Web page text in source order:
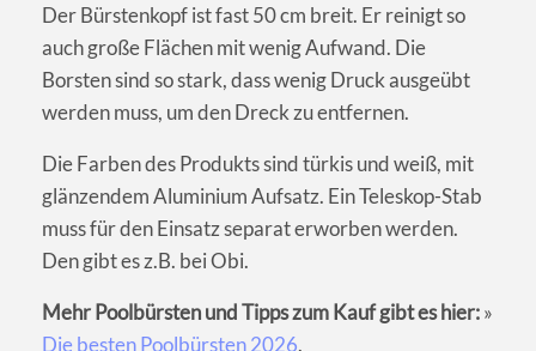
Der Bürstenkopf ist fast 50 cm breit. Er reinigt so
auch große Flächen mit wenig Aufwand. Die
Borsten sind so stark, dass wenig Druck ausgeübt
werden muss, um den Dreck zu entfernen.
Die Farben des Produkts sind türkis und weiß, mit
glänzendem Aluminium Aufsatz. Ein Teleskop-Stab
muss für den Einsatz separat erworben werden.
Den gibt es z.B. bei Obi.
Mehr Poolbürsten und Tipps zum Kauf gibt es hier:»
Die besten Poolbürsten 2026.